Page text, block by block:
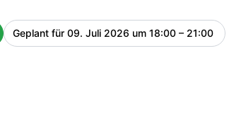
Geplant für 09. Juli 2026 um 18:00 – 21:00